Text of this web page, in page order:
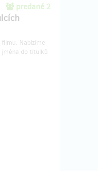
predané 2
Nabízíme
jména do titulků